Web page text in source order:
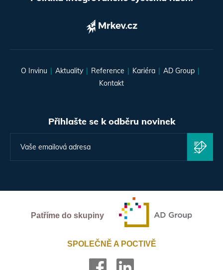
O Invinu Aktuality Reference Kariéra
AD Group
Kontakt
Přihlašte se k odběru novinek
Patříme do skupiny
SPOLEČNĚ A POCTIVĚ